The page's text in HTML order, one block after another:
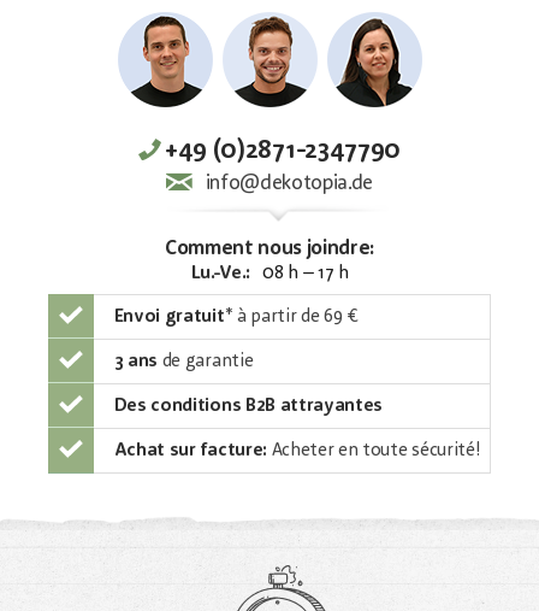
+49 (0)2871-2347790
info@dekotopia.de
Comment nous joindre:
Lu.-Ve.: 08 h – 17 h
Envoi gratuit* à partir de 69 €
3 ans de garantie
Des conditions B2B attrayantes
Achat sur facture: Acheter en toute sécurité!